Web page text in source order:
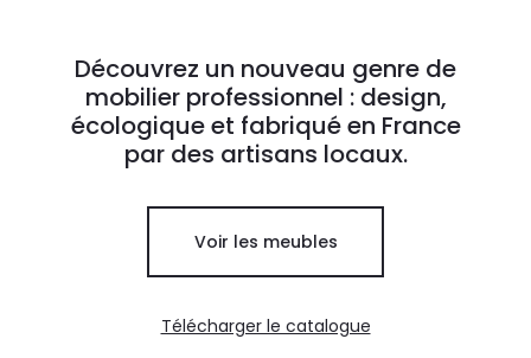
Découvrez un nouveau genre de
mobilier professionnel : design,
écologique et fabriqué en France
par des artisans locaux.
Voir les meubles
Télécharger le catalogue